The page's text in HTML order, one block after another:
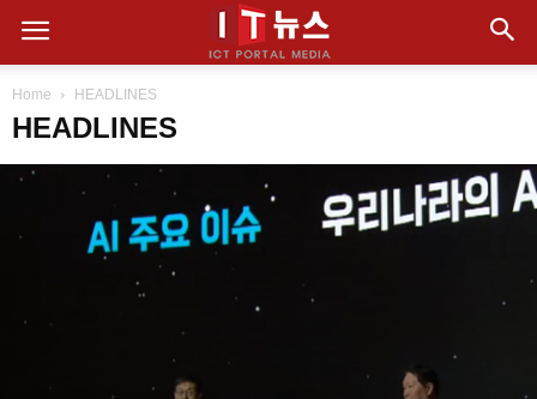
Home HEADLINES
HEADLINES